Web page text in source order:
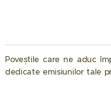
Poveștile care ne aduc
dedicate emisiunilor tale
12.05.2026